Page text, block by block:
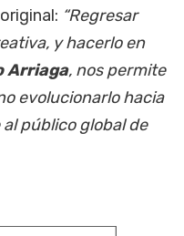
“Regresar
y hacerlo en
Arriaga, nos permite
evolucionarlo hacia
público global de